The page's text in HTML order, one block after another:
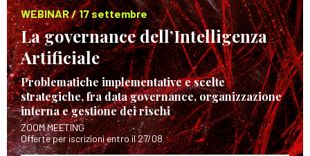
WEBINAR / 17 settembre
La governance dell’Intelligenza
Artificiale
Problematiche implementative e scelte
strategiche, fra data governance, organizzazione
interna e gestione dei rischi
ZOOM MEETING
Offerte per iscrizioni entro il 27/08